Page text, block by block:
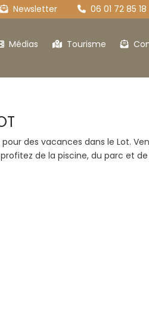
Newsletter 06 01 72 85 18
Médias Tourisme
Le parc
des vacances dans le Lot.
de la piscine, du parc et